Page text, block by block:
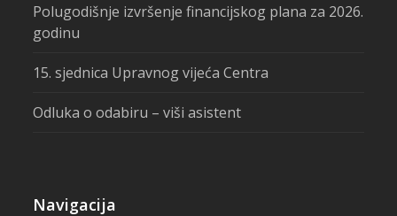
Polugodišnje izvršenje financijskog plana za 2026.
godinu
15. sjednica Upravnog vijeća Centra
Odluka o odabiru – viši asistent
Navigacija